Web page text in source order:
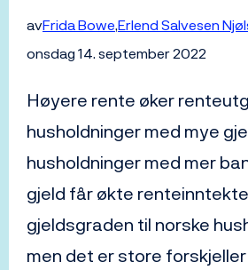
avFrida BoweErlend Salvesen
onsdag 14. september 2022
Høyere rente øker
husholdninger med mye
husholdninger med mer
gjeld får økte
gjeldsgraden til norske
men det er store